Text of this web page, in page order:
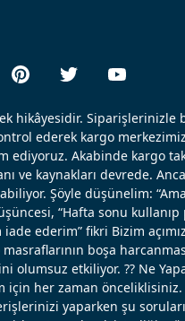
hikâyesidir. Siparişlerinizle
ederek kargo
ediyoruz. Akabinde kargo
ve kaynakları devrede.
Şöyle düşünelim:
“Hafta sonu
ederim” fikri Bizim
boşa
olumsuz etkiliyor. ?? Ne
her zaman önceliklisiniz.
yaparken şu